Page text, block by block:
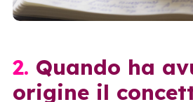
2. Quando ha avuto
origine il